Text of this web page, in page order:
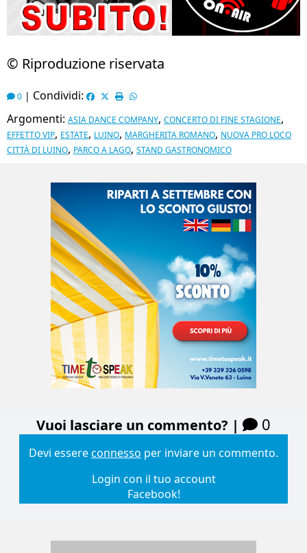
© Riproduzione riservata
0 | Condividi:
Argomenti: ASIA DANCE COMPANY, CONCERTO DI FINE STAGIONE,
EFFETTO VIP, ESTATE, LUINO, MARGHERITA ROMANO, NUOVA PRO LOCO
CITTÀ DI LUINO, PARCO A LAGO, STAND GASTRONOMICO
Vuoi lasciare un commento? | 0
Devi essereconnesso per inviare un commento.
Login con il tuo account
Facebook!